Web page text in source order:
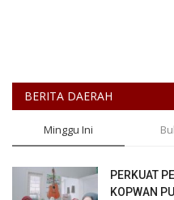
BERITA DAERAH
Minggu Ini
PERKUAT
KOPWAN